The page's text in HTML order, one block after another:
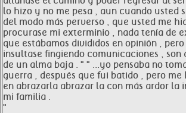
lo hizo y no me pesa , aun cuando usted
del modo más perverso , que usted me
procurase mi exterminio , nada tenía de
que estábamos divididos en opinión ,
insultase fingiendo comunicaciones , son
de un alma baja . " " ...yo pensaba no
guerra , después que fui batido , pero me
en abrazarla abrazar la con más ardor la
mi familia .
"